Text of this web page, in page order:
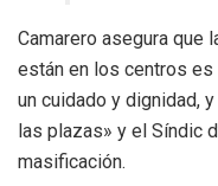
Camarero asegura que
están en los centros es
un cuidado y dignidad,
las plazas» y el Síndic
masificación.